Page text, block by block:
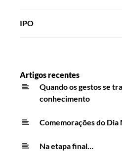
IPO
Artigos recentes
Quando os gestos se
conhecimento
Comemorações do Dia
Na etapa final…